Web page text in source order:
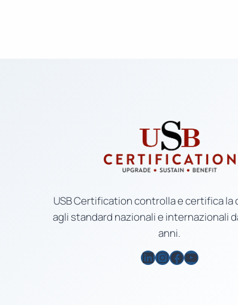
USB Certification controlla e certifica la
agli standard nazionali e internazionali
anni.
LinkedIn
Instagram
Facebook
YouTube